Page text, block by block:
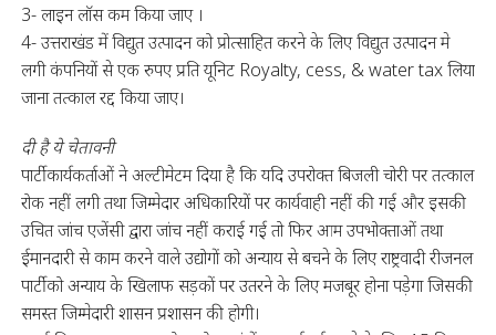
3- लाइन लॉस कम किया जाए ।
4- उत्तराखंड में विद्युत उत्पादन को प्रोत्साहित करने के लिए विद्युत उत्पादन मे
लगी कंपनियों से एक रुपए प्रति यूनिट Royalty, cess, & water tax लिया
जाना तत्काल रद्द किया जाए।
दी है ये चेतावनी
पार्टी कार्यकर्ताओं ने अल्टीमेटम दिया है कि यदि उपरोक्त बिजली चोरी पर तत्काल
रोक नहीं लगी तथा जिम्मेदार अधिकारियों पर कार्यवाही नहीं की गई और इसकी
उचित जांच एजेंसी द्वारा जांच नहीं कराई गई तो फिर आम उपभोक्ताओं तथा
ईमानदारी से काम करने वाले उद्योगों को अन्याय से बचने के लिए राष्ट्रवादी रीजनल
पार्टी को अन्याय के खिलाफ सड़कों पर उतरने के लिए मजबूर होना पड़ेगा जिसकी
समस्त जिम्मेदारी शासन प्रशासन की होगी।